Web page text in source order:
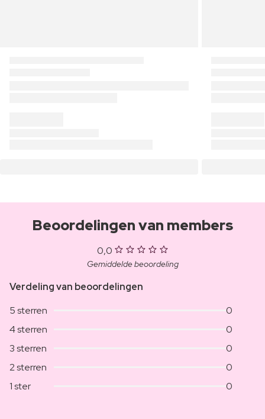
Beoordelingen van members
0,0
Gemiddelde beoordeling
Verdeling van beoordelingen
5 sterren
0
4 sterren
0
3 sterren
0
2 sterren
0
1 ster
0